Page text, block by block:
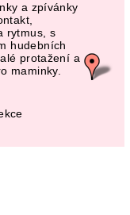
a zpívánky
rytmus, s
hudebních
protažení a
maminky.